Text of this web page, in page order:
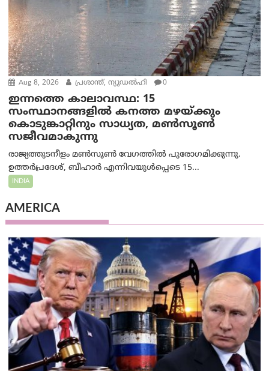
Aug 8, 2026 പ്രശാന്ത്, ന്യൂഡല്‍ഹി 0
ഇന്നത്തെ കാലാവസ്ഥ: 15
സംസ്ഥാനങ്ങളിൽ കനത്ത മഴയ്ക്കും
കൊടുങ്കാറ്റിനും സാധ്യത, മൺസൂൺ
സജീവമാകുന്നു
രാജ്യത്തുടനീളം മൺസൂൺ വേഗത്തിൽ പുരോഗമിക്കുന്നു.
ഉത്തർപ്രദേശ്, ബീഹാർ എന്നിവയുൾപ്പെടെ 15...
INDIA
AMERICA